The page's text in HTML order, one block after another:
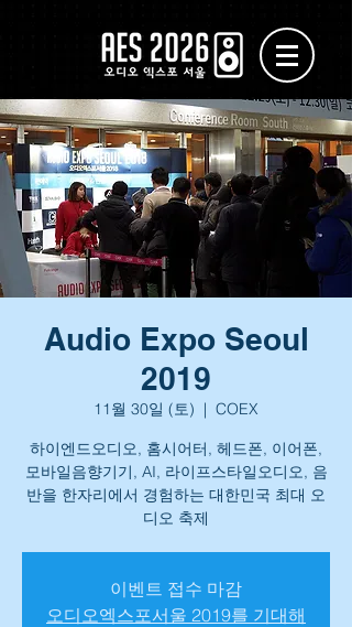
Audio Expo Seoul
2019
11월 30일 (토)
  |
COEX
하이엔드오디오, 홈시어터, 헤드폰, 이어폰,
모바일음향기기, AI, 라이프스타일오디오, 음
반을 한자리에서 경험하는 대한민국 최대 오
디오 축제
이벤트 접수 마감
오디오엑스포서울 2019를 기대해